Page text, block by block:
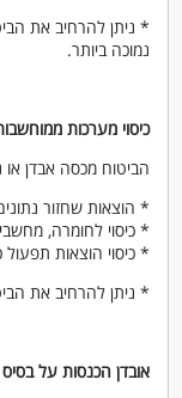
* ניתן להרחיב את
נמוכה ביותר.
כיסוי מערכות
הביטוח מכסה אבדן או
* הוצאות שחזור
* כיסוי לחומרה,
* כיסוי הוצאות תפעול
* ניתן להרחיב את
אובדן הכנסות על בסיס